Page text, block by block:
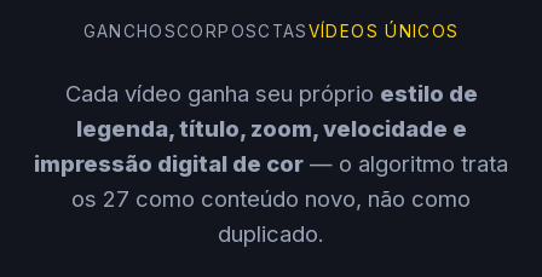
GANCHOSCORPOSCTASVÍDEOS ÚNICOS
Cada vídeo ganha seu próprio estilo de
legenda, título, zoom, velocidade e
impressão digital de cor — o algoritmo trata
os 27 como conteúdo novo, não como
duplicado.